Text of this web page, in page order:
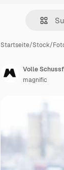
Startseite/Stock/
Volle
magnific